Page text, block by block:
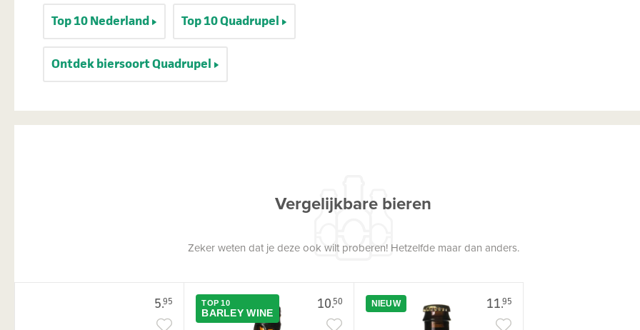
Top 10 Nederland Top 10 Quadrupel
Ontdek biersoort Quadrupel
Vergelijkbare bieren
Zeker weten dat je deze ook wilt proberen! Hetzelfde maar dan anders.
5.95 10.50
TOP 10
BARLEY WINE
11.95
NIEUW